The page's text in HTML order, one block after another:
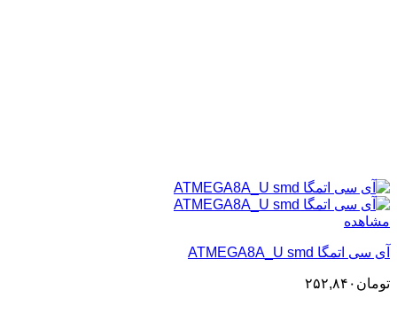
مشاهده
آی سی اتمگا ATMEGA8A_U smd
تومان ۲۵۲,۸۴۰